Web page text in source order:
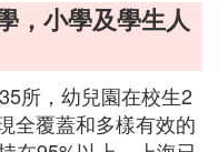
，小學及學生人
所，幼兒園在校生2
全覆蓋和多樣有效的